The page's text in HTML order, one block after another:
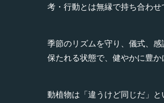
考・行動とは無縁で持ち合わせ
季節のリズムを守り、儀式、
保たれる状態で、健やかに豊か
動植物は「違うけど同じだ」と